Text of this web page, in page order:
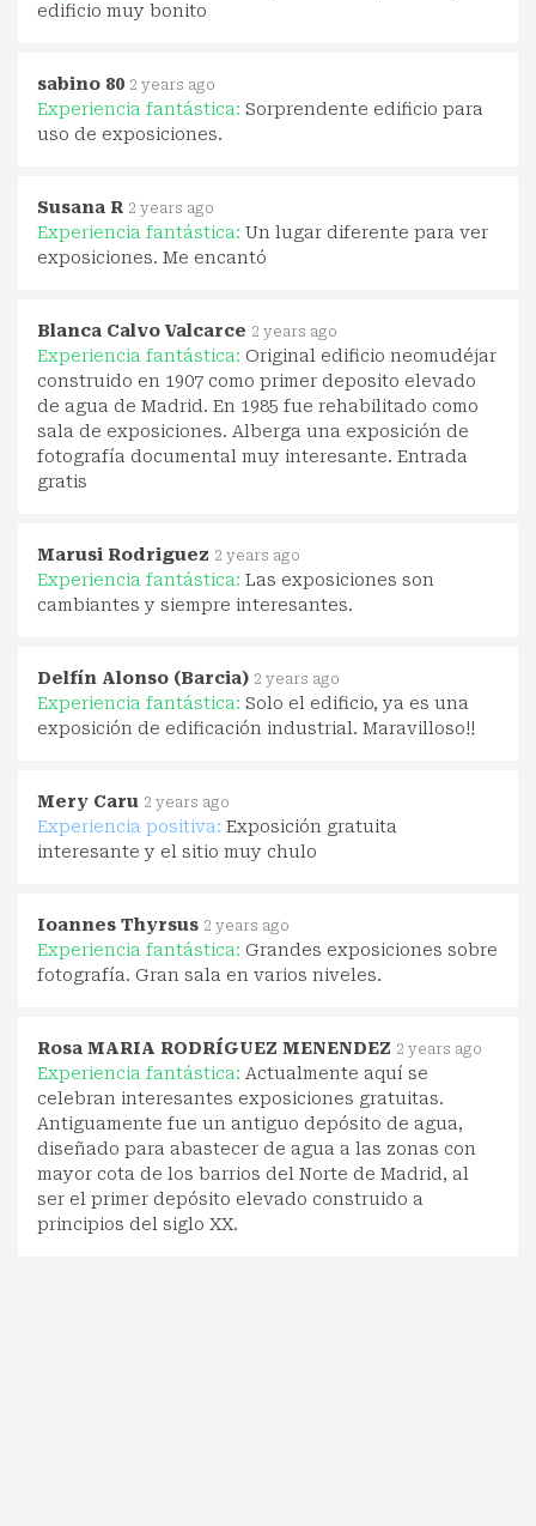
edificio muy bonito
sabino 80 2 years ago
Experiencia fantástica: Sorprendente edificio para
uso de exposiciones.
Susana R 2 years ago
Experiencia fantástica: Un lugar diferente para ver
exposiciones. Me encantó
Blanca Calvo Valcarce 2 years ago
Experiencia fantástica: Original edificio neomudéjar
construido en 1907 como primer deposito elevado
de agua de Madrid. En 1985 fue rehabilitado como
sala de exposiciones. Alberga una exposición de
fotografía documental muy interesante. Entrada
gratis
Marusi Rodriguez 2 years ago
Experiencia fantástica: Las exposiciones son
cambiantes y siempre interesantes.
Delfín Alonso (Barcia) 2 years ago
Experiencia fantástica: Solo el edificio, ya es una
exposición de edificación industrial. Maravilloso!!
Mery Caru 2 years ago
Experiencia positiva: Exposición gratuita
interesante y el sitio muy chulo
Ioannes Thyrsus 2 years ago
Experiencia fantástica: Grandes exposiciones sobre
fotografía. Gran sala en varios niveles.
Rosa MARIA RODRÍGUEZ MENENDEZ 2 years ago
Experiencia fantástica: Actualmente aquí se
celebran interesantes exposiciones gratuitas.
Antiguamente fue un antiguo depósito de agua,
diseñado para abastecer de agua a las zonas con
mayor cota de los barrios del Norte de Madrid, al
ser el primer depósito elevado construido a
principios del siglo XX.